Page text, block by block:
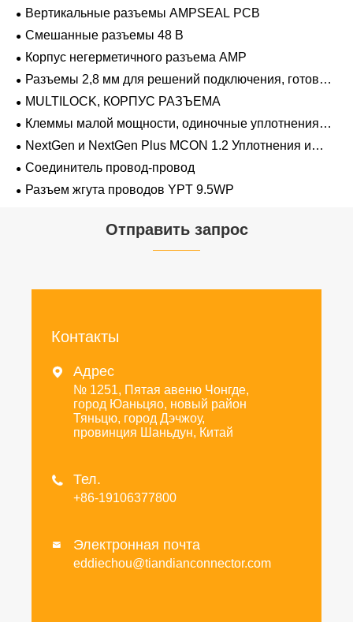
Вертикальные разъемы AMPSEAL PCB
Смешанные разъемы 48 В
Корпус негерметичного разъема AMP
Разъемы 2,8 мм для решений подключения, готовых
к напряжению 48 В
MULTILOCK, КОРПУС РАЗЪЕМА
Клеммы малой мощности, одиночные уплотнения
проводов 1,2 мм-2,8 мм
NextGen и NextGen Plus MCON 1.2 Уплотнения и
заглушки для полостей с одинарной проволокой с
замком-копьем
Соединитель провод-провод
Разъем жгута проводов YPT 9.5WP
Отправить запрос
Контакты
 Адрес
№ 1251, Пятая авеню Чонгде,
город Юаньцяо, новый район
Тяньцю, город Дэчжоу,
провинция Шаньдун, Китай
 Тел.
+86-19106377800
 Электронная почта
eddiechou@tiandianconnector.com